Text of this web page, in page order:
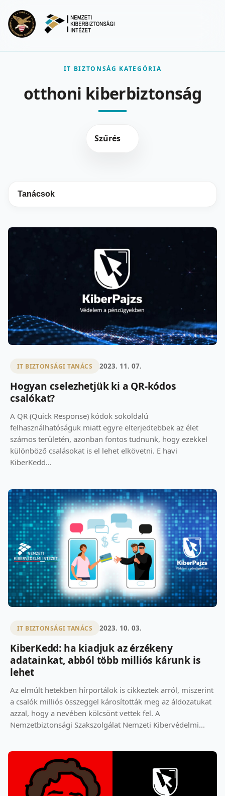
IT BIZTONSÁG KATEGÓRIA
otthoni kiberbiztonság
Szűrés
Tanácsok
IT BIZTONSÁGI TANÁCS 2023. 11. 07.
Hogyan cselezhetjük ki a QR-kódos
csalókat?
A QR (Quick Response) kódok sokoldalú
felhasználhatóságuk miatt egyre elterjedtebbek az élet
számos területén, azonban fontos tudnunk, hogy ezekkel
különböző csalásokat is el lehet elkövetni. E havi
KiberKedd...
IT BIZTONSÁGI TANÁCS 2023. 10. 03.
KiberKedd: ha kiadjuk az érzékeny
adatainkat, abból több milliós kárunk is
lehet
Az elmúlt hetekben hírportálok is cikkeztek arról, miszerint
a csalók milliós összeggel károsították meg az áldozatukat
azzal, hogy a nevében kölcsönt vettek fel. A
Nemzetbiztonsági Szakszolgálat Nemzeti Kibervédelmi...